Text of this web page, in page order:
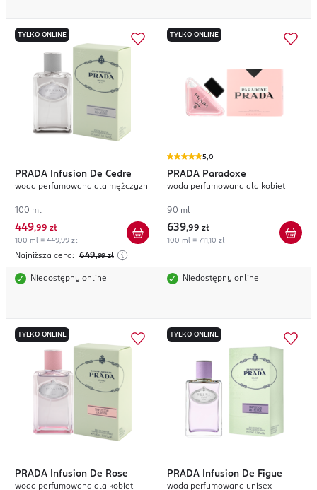
TYLKO ONLINE
PRADA Infusion De Cedre
woda perfumowana dla mężczyzn
100 ml
449,99 zł
100 ml = 449,99 zł
Najniższa cena: 649,99 zł
Niedostępny online
TYLKO ONLINE
5,0
PRADA Paradoxe
woda perfumowana dla kobiet
90 ml
639,99 zł
100 ml = 711,10 zł
Niedostępny online
TYLKO ONLINE
PRADA Infusion De Rose
woda perfumowana dla kobiet
TYLKO ONLINE
PRADA Infusion De Figue
woda perfumowana unisex